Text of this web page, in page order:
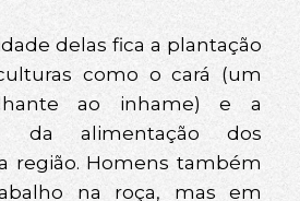
delas fica a plantação
como o cará (um
ao inhame) e a
da alimentação dos
região. Homens também
na roça, mas em